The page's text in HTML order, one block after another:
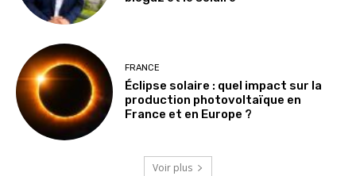
FRANCE
Éclipse solaire : quel impact sur la
production photovoltaïque en
France et en Europe ?
Voir plus